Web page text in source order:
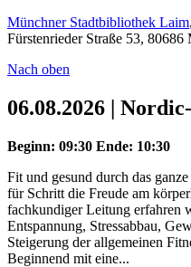
Münchner Stadtbibliothek Laim,
Fürstenrieder Straße 53, 80686
Nach oben
06.08.2026 |
Beginn: 09:30 Ende: 10:30
Fit und gesund durch das
für Schritt die Freude am
fachkundiger Leitung erfahren
Entspannung, Stressabbau,
Steigerung der allgemeinen
Beginnend mit eine...